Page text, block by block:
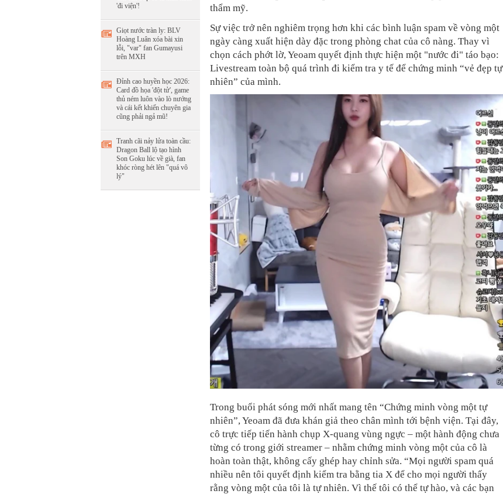
'đi viện'!
Giọt nước tràn ly: BLV
Hoàng Luân xóa bài xin
lỗi, "var" fan Gumayusi
trên MXH
Đỉnh cao huyền học 2026:
Card đồ họa 'đột tử', game
thủ ném luôn vào lò nướng
và cái kết khiến chuyên gia
cũng phải ngả mũ!
Tranh cãi nảy lửa toàn cầu:
Dragon Ball lộ tạo hình
Son Goku lúc về già, fan
khóc ròng hét lên "quá vô
lý"
thẩm mỹ.
Sự việc trở nên nghiêm trọng hơn khi các bình luận spam về vòng một
ngày càng xuất hiện dày đặc trong phòng chat của cô nàng. Thay vì
chọn cách phớt lờ, Yeoam quyết định thực hiện một "nước đi" táo bạo:
Livestream toàn bộ quá trình đi kiểm tra y tế để chứng minh “vẻ đẹp tự
nhiên” của mình.
Trong buổi phát sóng mới nhất mang tên “Chứng minh vòng một tự
nhiên”, Yeoam đã đưa khán giả theo chân mình tới bệnh viện. Tại đây,
cô trực tiếp tiến hành chụp X-quang vùng ngực – một hành động chưa
từng có trong giới streamer – nhằm chứng minh vòng một của cô là
hoàn toàn thật, không cấy ghép hay chỉnh sửa. “Mọi người spam quá
nhiều nên tôi quyết định kiểm tra bằng tia X để cho mọi người thấy
rằng vòng một của tôi là tự nhiên. Vì thế tôi có thể tự hào, và các bạn